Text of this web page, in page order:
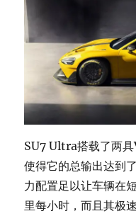
SU7 Ultra搭载了两
使得它的总输出达到
力配置足以让车辆在
里每小时，而且其极